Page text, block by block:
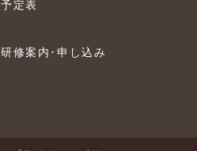
予定表
研修案内･申し込み